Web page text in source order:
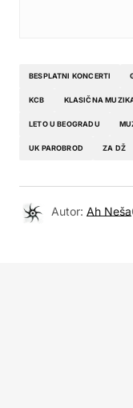
BESPLATNI KONCERTI
KCB KLASIČNA
LETO U BEOGRADU
UK PAROBROD ZA DŽ
Autor: Ah Neša